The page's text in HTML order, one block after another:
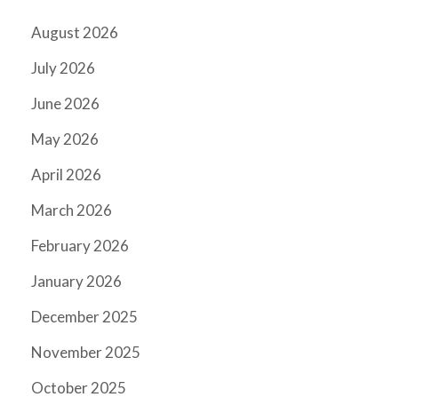
August 2026
July 2026
June 2026
May 2026
April 2026
March 2026
February 2026
January 2026
December 2025
November 2025
October 2025